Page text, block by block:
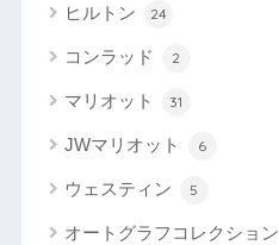
ヒルトン 24
コンラッド 2
マリオット 31
JWマリオット 6
ウェスティン 5
オートグラフコレクション